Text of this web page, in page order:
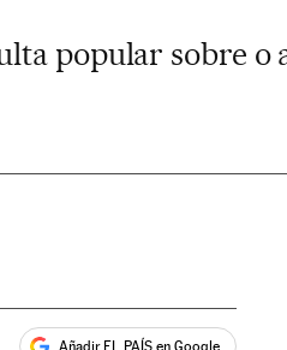
popular sobre o
Añadir EL PAÍS en Google